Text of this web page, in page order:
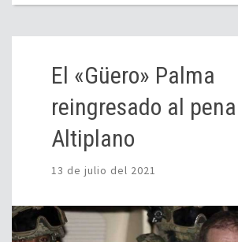
El «Güero» Palma
reingresado al
Altiplano
13 de julio del 2021